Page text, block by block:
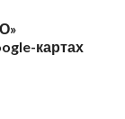
картах